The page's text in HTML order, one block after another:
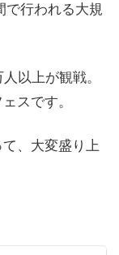
で行われる大規
以上が観戦。
スです。
、大変盛り上